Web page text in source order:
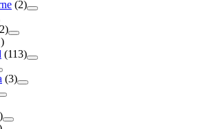
(2)
(113)
(3)